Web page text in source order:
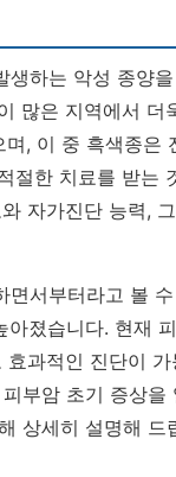
하는 악성 종양
많은 지역에서 더
, 이 중 흑색종은
절한 치료를 받는
자가진단 능력,
서부터라고 볼
졌습니다. 현재
과적인 진단이
부암 초기 증상을
상세히 설명해 드